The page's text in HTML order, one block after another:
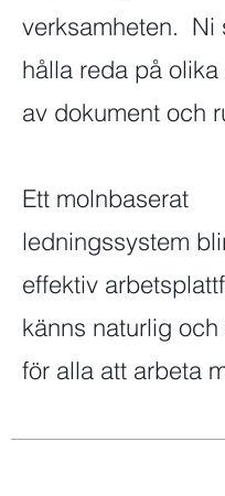
verksamheten. Ni
hålla reda på
av dokument och
Ett molnbaserat
ledningssystem
effektiv
känns naturlig
för alla att arbeta